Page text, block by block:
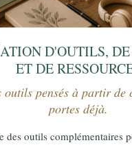
D'OUTILS,
ET DE
outils pensés à partir de
portes déjà.
des outils complémentaires